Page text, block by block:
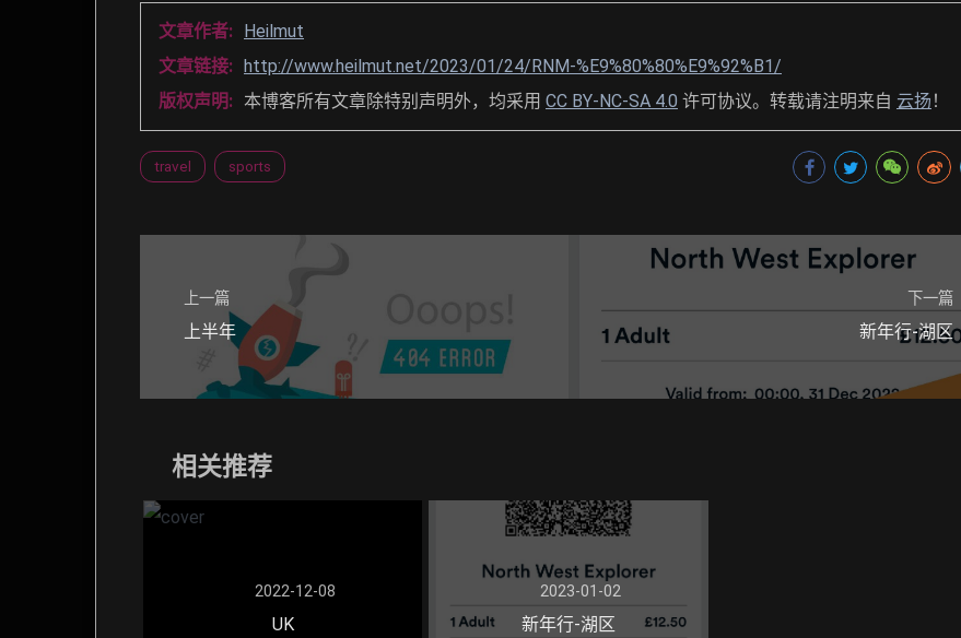
文章作者:
Heilmut
文章链接: http://www.heilmut.net/2023/01/24/RNM-%E9%80%80%E9%92%B1/
版权声明: 本博客所有文章除特别声明外，均采用 CC BY-NC-SA 4.0 许可协议。转载请注明来自 云扬 ！
travel sports
上一篇
上半年
下一篇
新年行-湖区
相关推荐
2022-12-08
UK
2023-01-02
新年行-湖区